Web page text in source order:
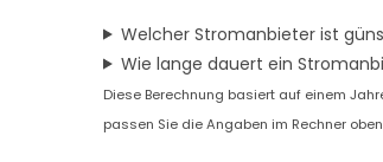
Welcher Stromanbieter ist
Wie lange dauert ein
Diese Berechnung basiert auf einem
passen Sie die Angaben im Rechner